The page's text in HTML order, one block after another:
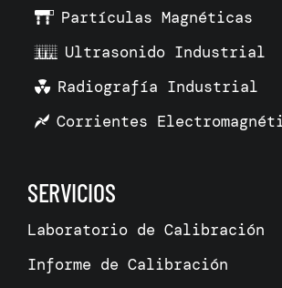
Partículas Magnéticas
Ultrasonido Industrial
Radiografía Industrial
Corrientes
SERVICIOS
Laboratorio de Calibración
Informe de Calibración